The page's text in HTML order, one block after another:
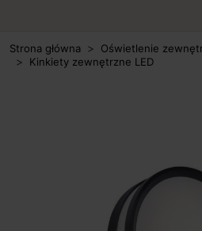
Strona główna
Oświetlenie
Kinkiety zewnętrzne LED